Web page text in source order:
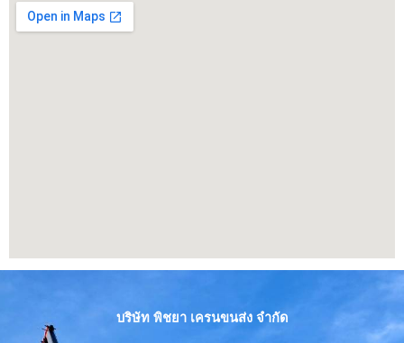
บริษัท พิชยา เครนขนส่ง จำกัด